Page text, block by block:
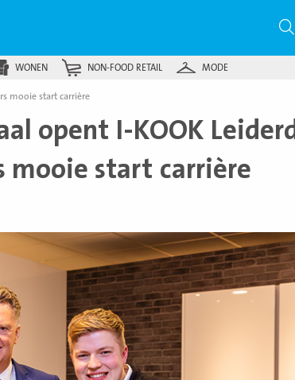
WONEN NON-FOOD RETAIL MODE
mooie start carrière
opent I-KOOK
mooie start carrière